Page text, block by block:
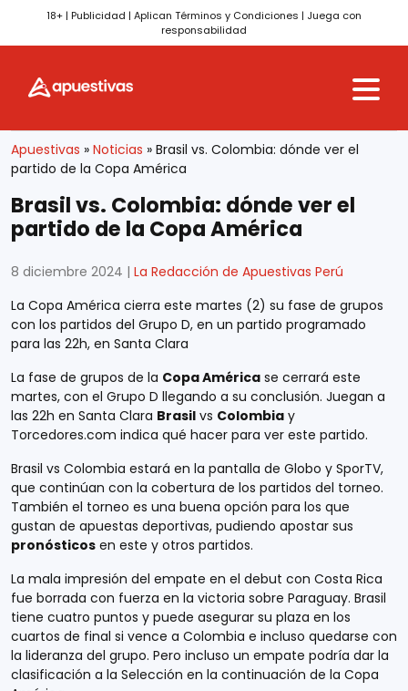
Apuestivas » Noticias » Brasil vs. Colombia: dónde ver el
partido de la Copa América
Brasil vs. Colombia: dónde ver el
partido de la Copa América
8 diciembre 2024 | La Redacción de Apuestivas Perú
La Copa América cierra este martes (2) su fase de grupos
con los partidos del Grupo D, en un partido programado
para las 22h, en Santa Clara
La fase de grupos de la Copa América se cerrará este
martes, con el Grupo D llegando a su conclusión. Juegan a
las 22h en Santa Clara Brasil vs Colombia y
Torcedores.com indica qué hacer para ver este partido.
Brasil vs Colombia estará en la pantalla de Globo y SporTV,
que continúan con la cobertura de los partidos del torneo.
También el torneo es una buena opción para los que
gustan de apuestas deportivas, pudiendo apostar sus
pronósticos en este y otros partidos.
La mala impresión del empate en el debut con Costa Rica
fue borrada con fuerza en la victoria sobre Paraguay. Brasil
tiene cuatro puntos y puede asegurar su plaza en los
cuartos de final si vence a Colombia e incluso quedarse con
la lideranza del grupo. Pero incluso un empate podría dar la
clasificación a la Selección en la continuación de la Copa
18+ | Publicidad | Aplican Términos y Condiciones | Juega con
responsabilidad